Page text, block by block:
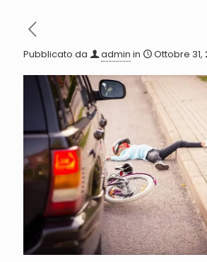
Pubblicato da admin in Ottobre 31,